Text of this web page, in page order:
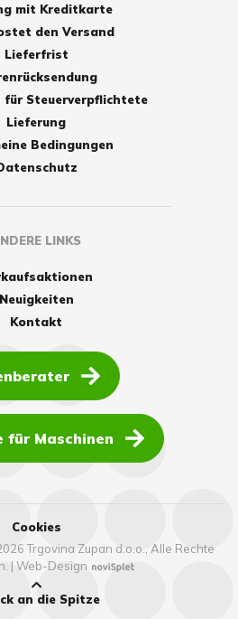
mit Kreditkarte
den Versand
Lieferfrist
für Steuerverpflichtete
Lieferung
Bedingungen
LINKS
Neuigkeiten
Kontakt
für Maschinen
Cookies
Trgovina Zupan d.o.o., Alle Rechte
| Web-Design
an die Spitze